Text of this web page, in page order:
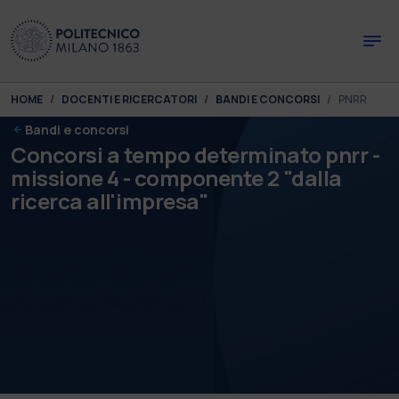
You are here:
HOME DOCENTI E RICERCATORI BANDI E CONCORSI PNRR
Bandi e concorsi
Concorsi a tempo determinato pnrr -
missione 4 - componente 2 "dalla
ricerca all'impresa"